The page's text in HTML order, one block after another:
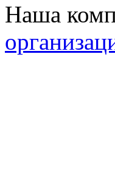
Наша